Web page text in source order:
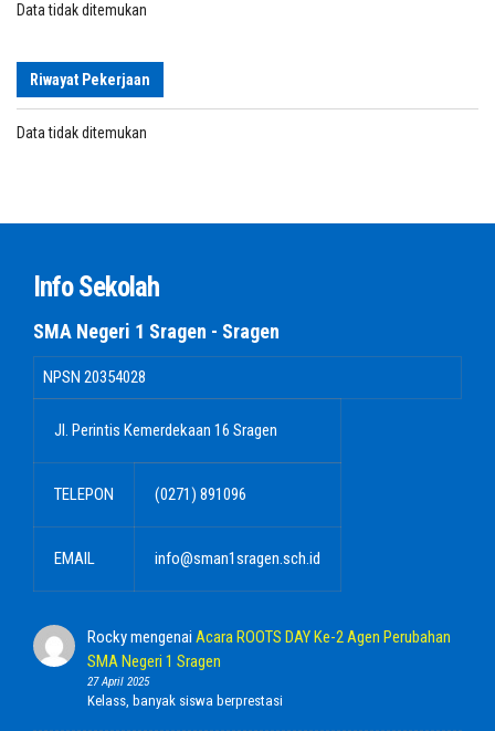
Data tidak ditemukan
Riwayat Pekerjaan
Data tidak ditemukan
Info Sekolah
SMA Negeri 1 Sragen - Sragen
NPSN 20354028
Jl. Perintis Kemerdekaan 16 Sragen
TELEPON (0271) 891096
EMAIL info@sman1sragen.sch.id
Rockymengenai Acara ROOTS DAY Ke-2 Agen Perubahan
SMA Negeri 1 Sragen
27 April 2025
Kelass, banyak siswa berprestasi